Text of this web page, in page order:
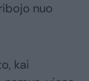
nuo
kai